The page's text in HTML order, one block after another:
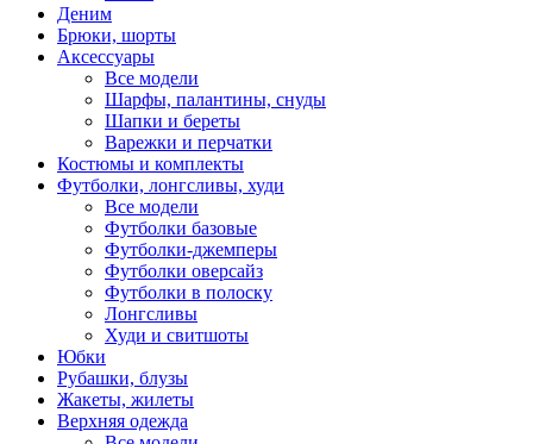
Деним
Брюки, шорты
Аксессуары
Все модели
Шарфы, палантины, снуды
Шапки и береты
Варежки и перчатки
Костюмы и комплекты
Футболки, лонгсливы, худи
Все модели
Футболки базовые
Футболки-джемперы
Футболки оверсайз
Футболки в полоску
Лонгсливы
Худи и свитшоты
Юбки
Рубашки, блузы
Жакеты, жилеты
Верхняя одежда